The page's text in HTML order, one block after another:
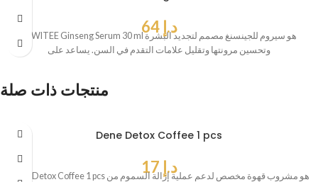
د.إ 64
SAWITEE Ginseng Serum 30 ml هو سيروم للجينسنغ مصمم لتجديد البشرة
وتحسين مرونتها وتقليل علامات التقدم في السن. يساعد على
منتجات ذات صلة
Dene Detox Coffee 1 pcs
د.إ
Dene Detox Coffee 1 pcs هو مشروب قهوة مخصص لدعم عملية إزالة السموم من